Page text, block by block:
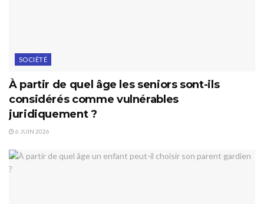
SOCIÉTÉ
À partir de quel âge les seniors sont-ils
considérés comme vulnérables
juridiquement ?
6 JUIN 2026